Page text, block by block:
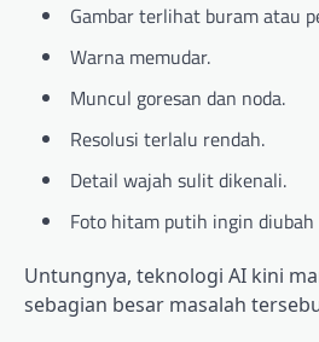
Gambar terlihat buram atau
Warna memudar.
Muncul goresan dan noda.
Resolusi terlalu rendah.
Detail wajah sulit dikenali.
Foto hitam putih ingin
Untungnya, teknologi AI kini
sebagian besar masalah